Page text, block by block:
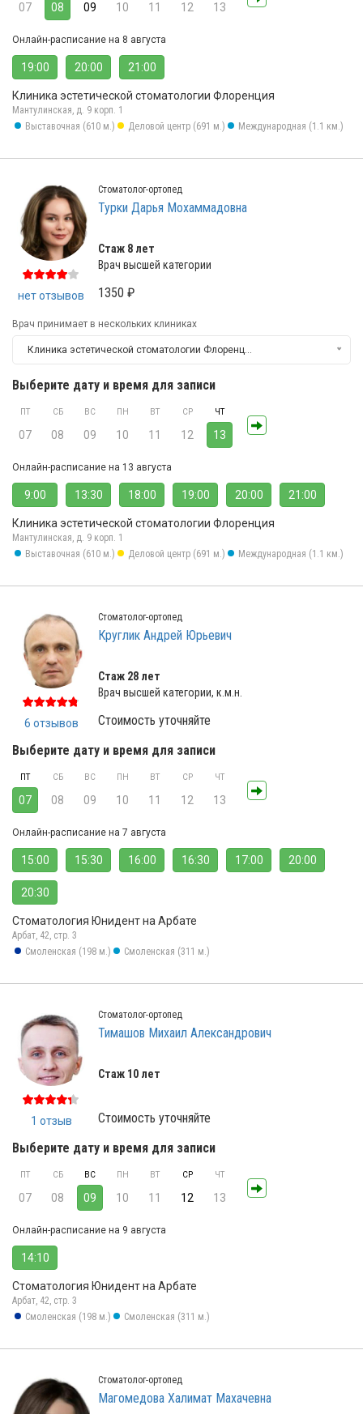
07 08 09 10 11 12 13
Онлайн-расписание на 8 августа
19:00 20:00 21:00
Клиника эстетической стоматологии Флоренция
Мантулинская, д. 9 корп. 1
Выставочная (610 м.)
Деловой центр (691 м.) Международная (1.1 км.)
нет отзывов
Стоматолог-ортопед
Турки Дарья Мохаммадовна
Стаж 8 лет
Врач высшей категории
1350 ₽
Врач принимает в нескольких клиниках
Клиника эстетической стоматологии Флоренция
Выберите дату и время для записи
ПТ
07
СБ
08
ВС
09
ПН
10
ВТ
11
СР
12
ЧТ
13
Онлайн-расписание на 13 августа
9:00 13:30 18:00 19:00 20:00 21:00
Клиника эстетической стоматологии Флоренция
Мантулинская, д. 9 корп. 1
Выставочная (610 м.)
Деловой центр (691 м.) Международная (1.1 км.)
6 отзывов
Стоматолог-ортопед
Круглик Андрей Юрьевич
Стаж 28 лет
Врач высшей категории, к.м.н.
Стоимость уточняйте
Выберите дату и время для записи
ПТ
07
СБ
08
ВС
09
ПН
10
ВТ
11
СР
12
ЧТ
13
Онлайн-расписание на 7 августа
15:00 15:30 16:00 16:30 17:00 20:00
20:30
Стоматология Юнидент на Арбате
Арбат, 42, стр. 3
Смоленская (198 м.)
Смоленская (311 м.)
1 отзыв
Стоматолог-ортопед
Тимашов Михаил Александрович
Стаж 10 лет
Стоимость уточняйте
Выберите дату и время для записи
ПТ
07
СБ
08
ВС
09
ПН
10
ВТ
11
СР
12
ЧТ
13
Онлайн-расписание на 9 августа
14:10
Стоматология Юнидент на Арбате
Арбат, 42, стр. 3
Смоленская (198 м.)
Смоленская (311 м.)
Стоматолог-ортопед
Магомедова Халимат Махачевна